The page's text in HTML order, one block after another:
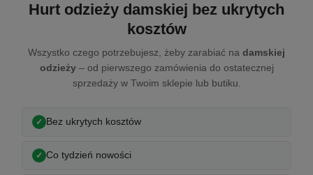
Hurt odzieży damskiej bez ukrytych
kosztów
Wszystko czego potrzebujesz, żeby zarabiać na damskiej
odzieży– od pierwszego zamówienia do ostatecznej
sprzedaży w Twoim sklepie lub butiku.
Bez ukrytych kosztów
Co tydzień nowości